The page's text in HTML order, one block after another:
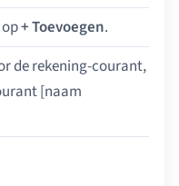
op+ Toevoegen.
de rekening-courant,
[naam